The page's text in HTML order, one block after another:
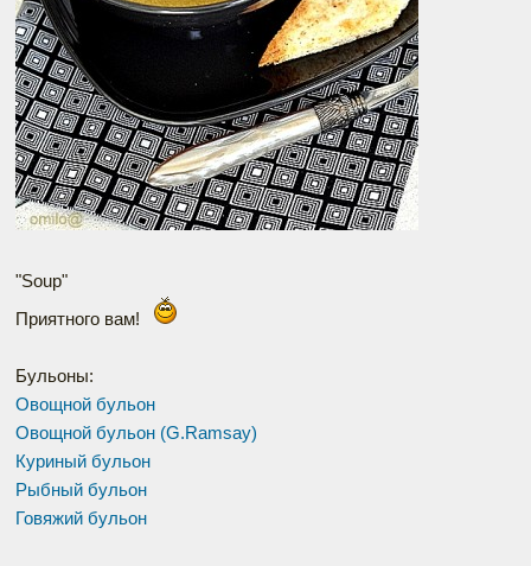
"Soup"
Приятного вам!
Бульоны:
Овощной бульон
Овощной бульон (G.Ramsay)
Куриный бульон
Рыбный бульон
Говяжий бульон